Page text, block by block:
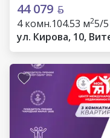
44 079
4 комн.104.53 м25/
ул. Кирова, 10,